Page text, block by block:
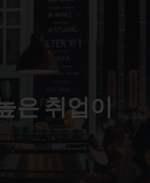
은 취업이